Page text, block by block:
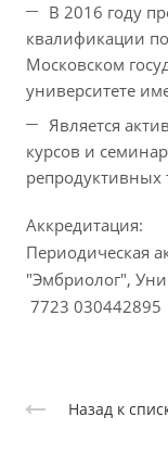
В 2016 году
квалификации
Московском
университете
Является
курсов и
репродуктивных
Аккредитация:
Периодическая
"Эмбриолог",
7723 030442895
Назад к